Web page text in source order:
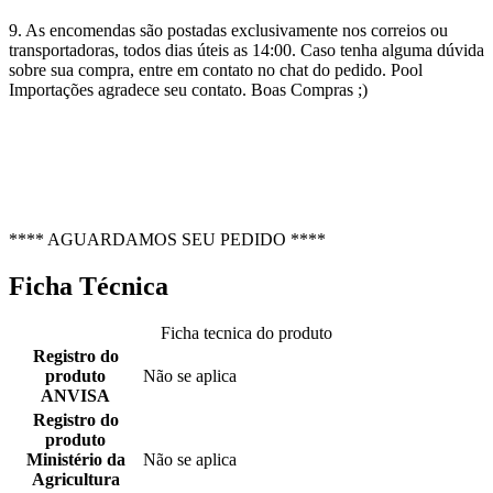
9. As encomendas são postadas exclusivamente nos correios ou
transportadoras, todos dias úteis as 14:00. Caso tenha alguma dúvida
sobre sua compra, entre em contato no chat do pedido. Pool
Importações agradece seu contato. Boas Compras ;)
**** AGUARDAMOS SEU PEDIDO ****
Ficha Técnica
Ficha tecnica do produto
Registro do
produto
ANVISA
Não se aplica
Registro do
produto
Ministério da
Agricultura
Não se aplica